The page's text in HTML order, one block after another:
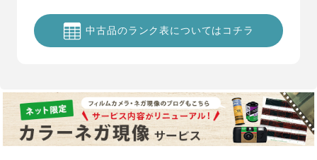
中古品のランク表についてはコチラ